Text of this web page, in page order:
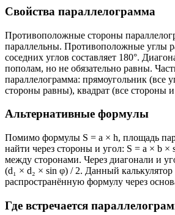
Свойства параллелограмма
Противоположные стороны
параллельны. Противоположные углы
соседних углов составляет 180°.
пополам, но не обязательно равны.
параллелограмма: прямоугольник (все
стороны равны), квадрат (все стороны
Альтернативные формулы
Помимо формулы S = a × h, площадь
найти через стороны и угол: S = a × b
между сторонами. Через диагонали и
(d₁ × d₂ × sin φ) / 2. Данный калькулятор
распространённую формулу через
Где встречается